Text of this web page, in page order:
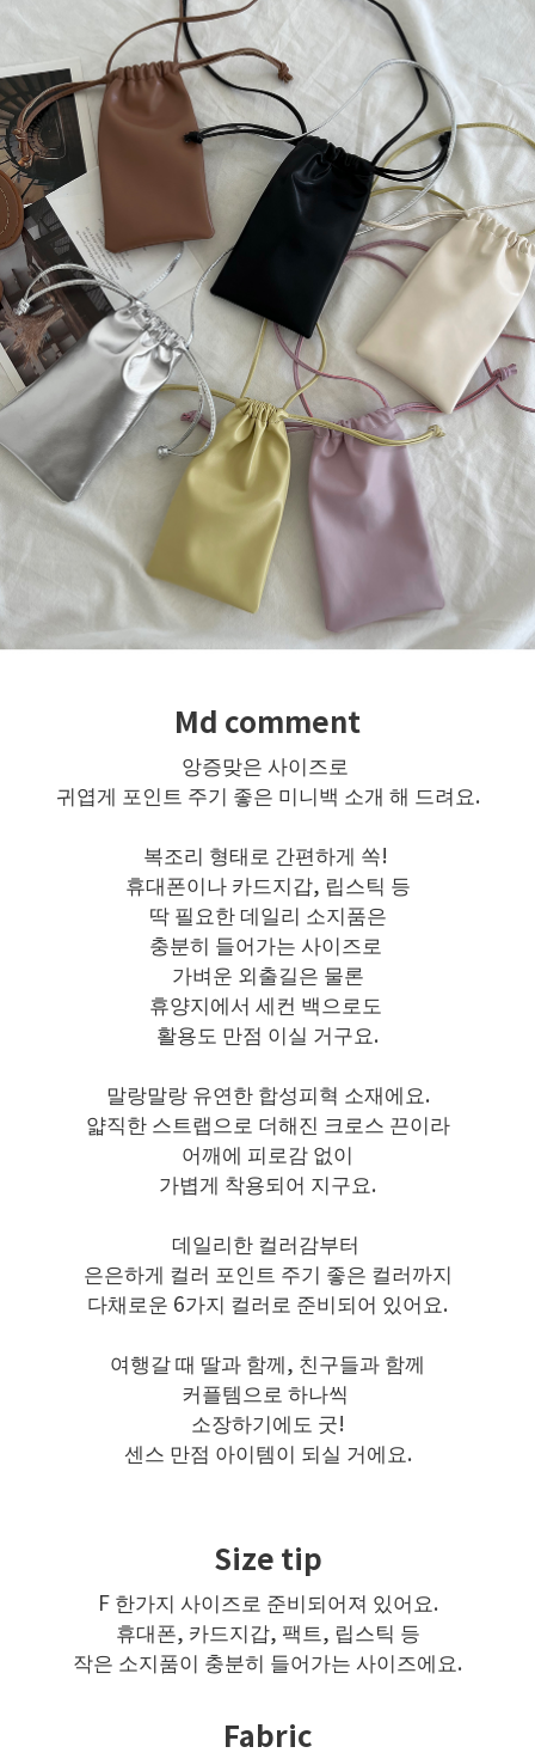
Md comment
앙증맞은 사이즈로
귀엽게 포인트 주기 좋은 미니백 소개 해 드려요.
복조리 형태로 간편하게 쏙!
휴대폰이나 카드지갑, 립스틱 등
딱 필요한 데일리 소지품은
충분히 들어가는 사이즈로
가벼운 외출길은 물론
휴양지에서 세컨 백으로도
활용도 만점 이실 거구요.
말랑말랑 유연한 합성피혁 소재에요.
얇직한 스트랩으로 더해진 크로스 끈이라
어깨에 피로감 없이
가볍게 착용되어 지구요.
데일리한 컬러감부터
은은하게 컬러 포인트 주기 좋은 컬러까지
다채로운 6가지 컬러로 준비되어 있어요.
여행갈 때 딸과 함께, 친구들과 함께
커플템으로 하나씩
소장하기에도 굿!
센스 만점 아이템이 되실 거에요.
Size tip
F 한가지 사이즈로 준비되어져 있어요.
휴대폰, 카드지갑, 팩트, 립스틱 등
작은 소지품이 충분히 들어가는 사이즈에요.
Fabric